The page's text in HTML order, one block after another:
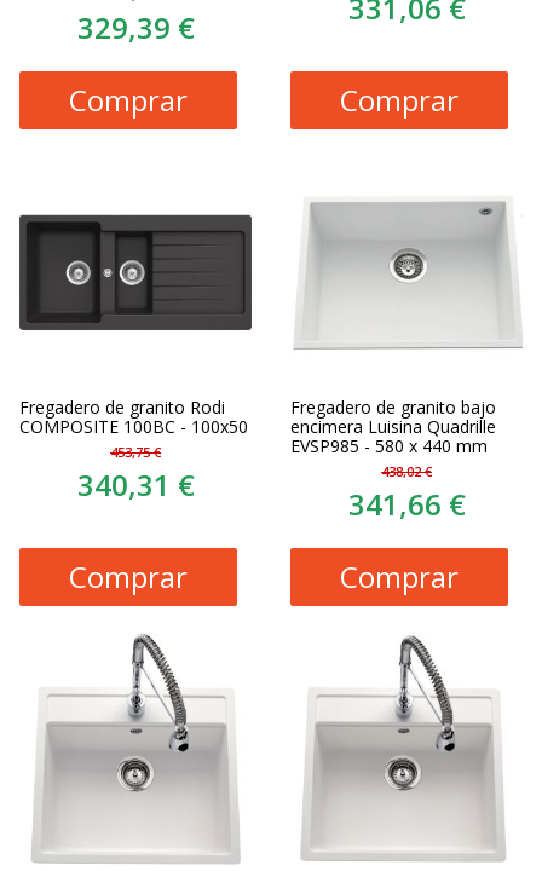
329,39 €
Comprar
Comprar
Fregadero de granito Rodi
COMPOSITE 100BC - 100x50
453,75 €
340,31 €
Comprar
Fregadero de granito bajo
encimera Luisina Quadrille
EVSP985 - 580 x 440 mm
438,02 €
341,66 €
Comprar